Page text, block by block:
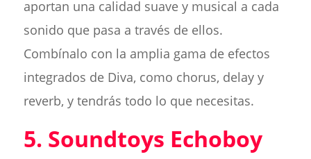
aportan una calidad suave y musical a cada
sonido que pasa a través de ellos.
Combínalo con la amplia gama de efectos
integrados de Diva, como chorus, delay y
reverb, y tendrás todo lo que necesitas.
5. Soundtoys Echoboy